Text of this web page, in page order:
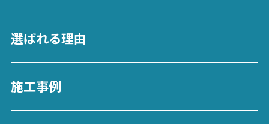
選ばれる理由
施工事例